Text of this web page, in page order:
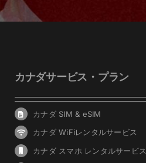
カナダサービス・プラン
カナダ SIM & eSIM
カナダ WiFiレンタルサービス
カナダ スマホ レンタルサービス